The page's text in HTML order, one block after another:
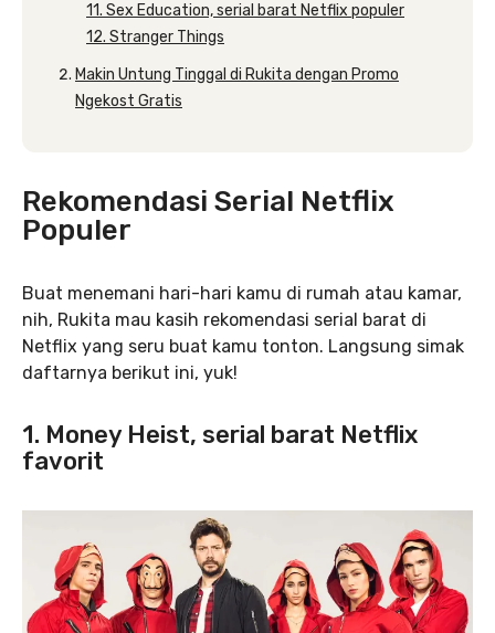
11. Sex Education, serial barat Netflix populer
12. Stranger Things
Makin Untung Tinggal di Rukita dengan Promo
Ngekost Gratis
Rekomendasi Serial Netflix
Populer
Buat menemani hari-hari kamu di rumah atau kamar,
nih, Rukita mau kasih rekomendasi serial barat di
Netflix yang seru buat kamu tonton. Langsung simak
daftarnya berikut ini, yuk!
1. Money Heist, serial barat Netflix
favorit